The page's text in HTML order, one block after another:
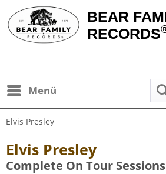
BEAR
RECORDS
Menü
Elvis Presley
Elvis Presley
Complete On Tour